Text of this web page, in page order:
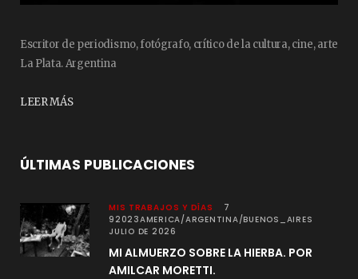
Escritor de periodismo, fotógrafo, crítico de la cultura, cine, arte
La Plata. Argentina
LEER MÁS
ÚLTIMAS PUBLICACIONES
MIS TRABAJOS Y DÍAS
7
92023AMERICA/ARGENTINA/BUENOS_AIRES
JULIO DE 2026
MI ALMUERZO SOBRE LA HIERBA. POR
AMILCAR MORETTI.